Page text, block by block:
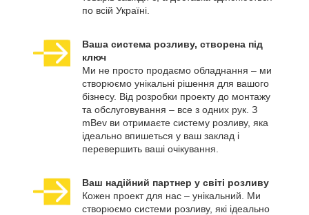
по всій Україні.
Ваша система розливу, створена під
ключ
Ми не просто продаємо обладнання – ми
створюємо унікальні рішення для вашого
бізнесу. Від розробки проекту до монтажу
та обслуговування – все з одних рук. З
mBev ви отримаєте систему розливу, яка
ідеально впишеться у ваш заклад і
перевершить ваші очікування.
Ваш надійний партнер у світі розливу
Кожен проект для нас – унікальний. Ми
створюємо системи розливу, які ідеально